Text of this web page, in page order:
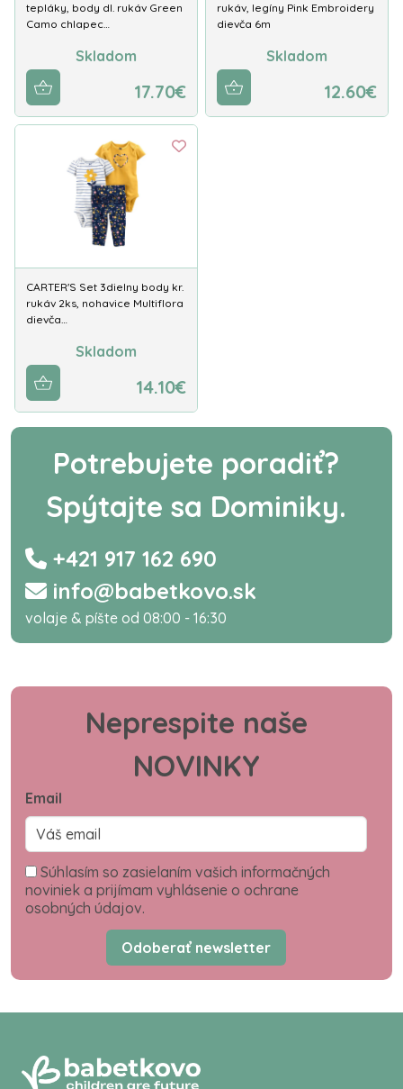
tepláky, body dl. rukáv Green
Camo chlapec…
Skladom
17.70€
rukáv, legíny Pink Embroidery
dievča 6m
Skladom
12.60€
CARTER'S Set 3dielny body kr.
rukáv 2ks, nohavice Multiflora
dievča…
Skladom
14.10€
Potrebujete poradiť?
Spýtajte sa Dominiky.
+421 917 162 690
info@babetkovo.sk
volaje & píšte od 08:00 - 16:30
Neprespite naše
NOVINKY
Email
Súhlasím so zasielaním vašich informačných
noviniek a prijímam vyhlásenie o ochrane
osobných údajov.
Odoberať newsletter